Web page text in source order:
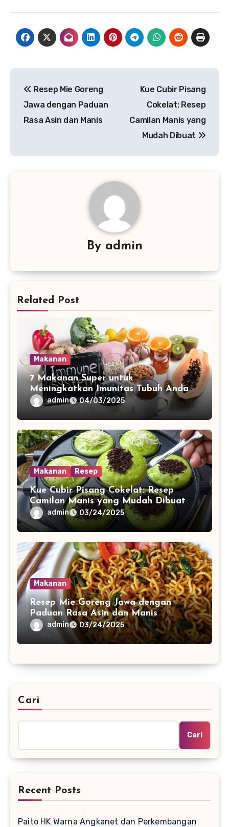
pos
Resep Mie Goreng
Jawa dengan Paduan
Rasa Asin dan Manis
Kue Cubir Pisang
Cokelat: Resep
Camilan Manis yang
Mudah Dibuat
By admin
Related Post
Makanan
7 Makanan Super untuk
Meningkatkan Imunitas Tubuh Anda
admin 04/03/2025
Makanan Resep
Kue Cubir Pisang Cokelat: Resep
Camilan Manis yang Mudah Dibuat
admin 03/24/2025
Makanan
Resep Mie Goreng Jawa dengan
Paduan Rasa Asin dan Manis
admin 03/24/2025
Cari
Cari
Recent Posts
Paito HK Warna Angkanet dan Perkembangan